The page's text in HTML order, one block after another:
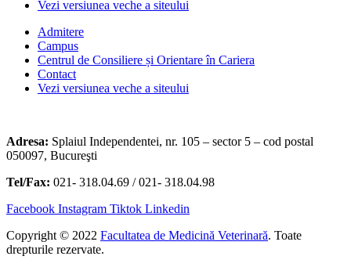
Vezi versiunea veche a siteului
Admitere
Campus
Centrul de Consiliere și Orientare în Cariera
Contact
Vezi versiunea veche a siteului
Adresa: Splaiul Independentei, nr. 105 – sector 5 – cod postal
050097, Bucureşti
Tel/Fax: 021- 318.04.69 / 021- 318.04.98
Facebook Instagram Tiktok Linkedin
Copyright © 2022 Facultatea de Medicină Veterinară. Toate
drepturile rezervate.